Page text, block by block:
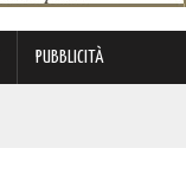
PUBBLICITÀ